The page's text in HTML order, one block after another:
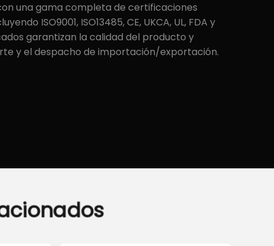
una gama completa de certificaciones
ISO9001, ISO13485, CE, UKCA, UL, FDA y
garantizan la calidad del producto y
y el despacho de importación/exportación.